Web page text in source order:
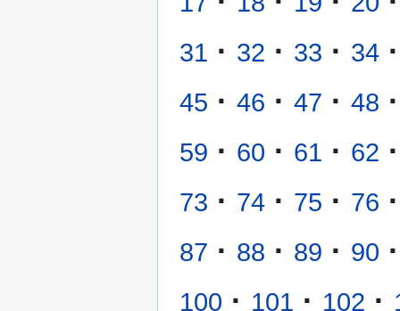
31 · 32 · 33 · 34 ·
45 · 46 · 47 · 48 ·
59 · 60 · 61 · 62 ·
73 · 74 · 75 · 76 ·
87 · 88 · 89 · 90 ·
100 · 101 · 102 ·